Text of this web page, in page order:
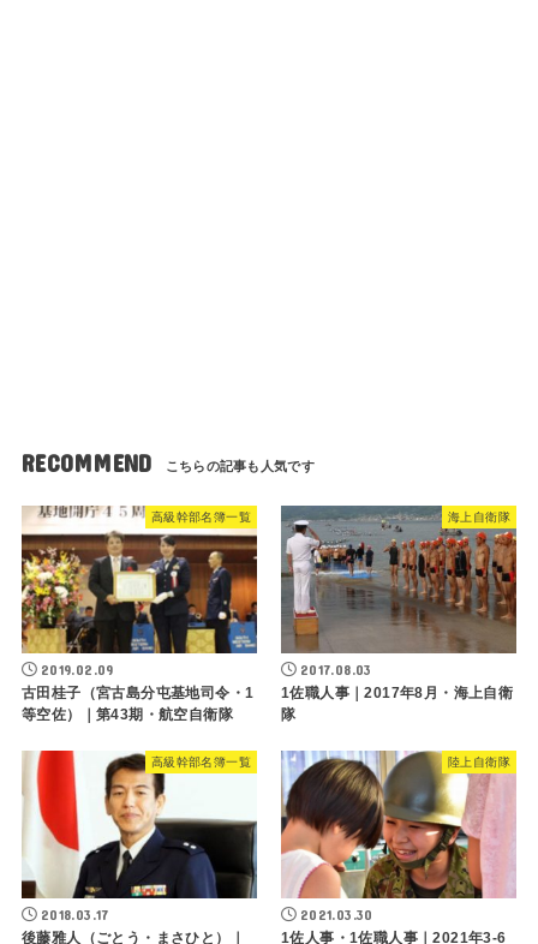
RECOMMEND
高級幹部名簿一覧
2019.02.09
古田桂子（宮古島分屯基地司令・1
等空佐）｜第43期・航空自衛隊
海上自衛隊
2017.08.03
1佐職人事｜2017年8月・海上自衛
隊
高級幹部名簿一覧
2018.03.17
後藤雅人（ごとう・まさひと）｜
陸上自衛隊
2021.03.30
1佐人事・1佐職人事｜2021年3-6